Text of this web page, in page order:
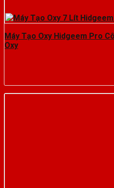
Máy Tạo Oxy Hidgeem Pro
Oxy